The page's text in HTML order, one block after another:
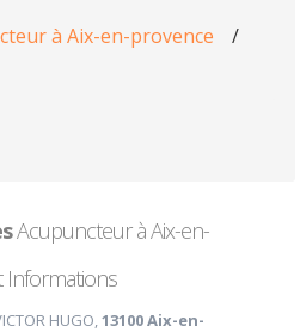
à Aix-en-provence
/
Acupuncteur à Aix-en-
Informations
HUGO,13100 Aix-en-